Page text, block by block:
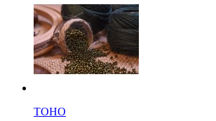
TOHO